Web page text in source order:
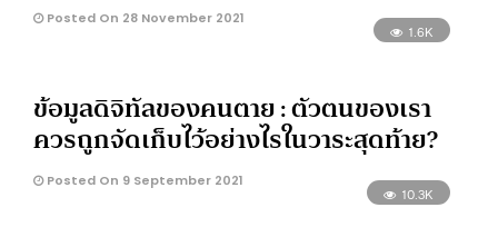
Posted On 28 November 2021
1.6K
ข้อมูลดิจิทัลของคนตาย : ตัวตนของเรา
ควรถูกจัดเก็บไว้อย่างไรในวาระสุดท้าย?
Posted On 9 September 2021
10.3K